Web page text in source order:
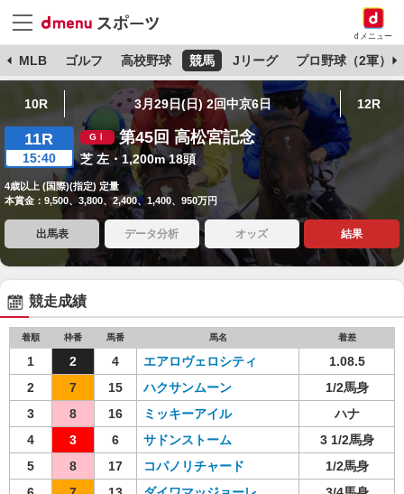
dメニュー
MLB ゴルフ 高校野球 競馬 Jリーグ プロ野球（2軍）
10R 3月29日(日) 2回中京6日 12R
11R
15:40
第45回 高松宮記念
芝 左・1,200m 18頭
4歳以上 (国際)(指定) 定量
本賞金：9,500、3,800、2,400、1,400、950万円
出馬表 データ分析 オッズ 結果
競走成績
着順 枠番 馬番 馬名 着差
1 2 4 エアロヴェロシティ
1.08.5
2
7 15 ハクサンムーン
1/2馬身
3
8 16 ミッキーアイル
ハナ
4
3 6 サドンストーム
3 1/2馬身
5
8 17 コパノリチャード
1/2馬身